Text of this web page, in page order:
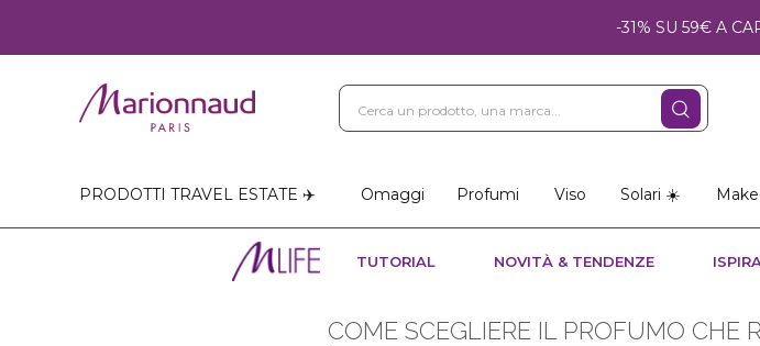
-31% SU 59€ A
PRODOTTI TRAVEL ESTATE ✈️ Omaggi Profumi Viso Solari ☀️
TUTORIAL NOVITÀ & TENDENZE
COME SCEGLIERE IL PROFUMO CHE